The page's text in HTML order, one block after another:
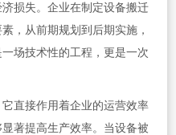
损失。企业在制定设备搬迁
，从前期规划到后期实施，
场技术性的工程，更是一次
直接作用着企业的运营效率
著提高生产效率。当设备被